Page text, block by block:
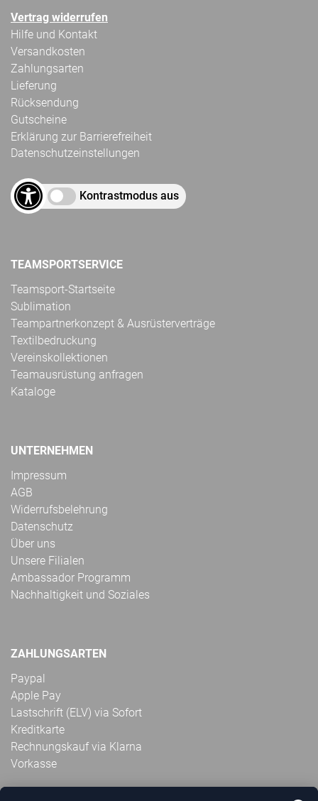
Vertrag widerrufen
Hilfe und Kontakt
Versandkosten
Zahlungsarten
Lieferung
Rücksendung
Gutscheine
Erklärung zur Barrierefreiheit
Datenschutzeinstellungen
Kontrastmodus aus
TEAMSPORTSERVICE
Teamsport-Startseite
Sublimation
Teampartnerkonzept & Ausrüsterverträge
Textilbedruckung
Vereinskollektionen
Teamausrüstung anfragen
Kataloge
UNTERNEHMEN
Impressum
AGB
Widerrufsbelehrung
Datenschutz
Über uns
Unsere Filialen
Ambassador Programm
Nachhaltigkeit und Soziales
ZAHLUNGSARTEN
Paypal
Apple Pay
Lastschrift (ELV) via Sofort
Kreditkarte
Rechnungskauf via Klarna
Vorkasse